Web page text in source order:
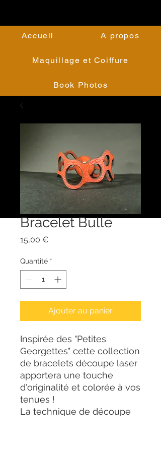
Accueil A propos
Maquillage et Coiffure
Book Photos
Bracelet Bulle
15,00 €
Quantité *
Ajouter au panier
Inspirée des "Petites
Georgettes" cette collection
de bracelets découpe laser
apportera une touche
d'originalité et colorée à vos
tenues !
La technique de découpe